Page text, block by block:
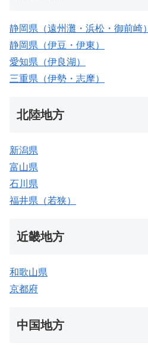
静岡県（遠州灘・浜松・御前崎）
静岡県（伊豆・伊東）
愛知県（伊良湖）
三重県（伊勢・志摩）
北陸地方
新潟県
富山県
石川県
福井県（若狭）
近畿地方
和歌山県
京都府
中国地方